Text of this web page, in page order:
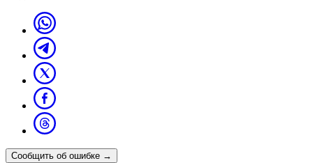
Сообщить об ошибке →